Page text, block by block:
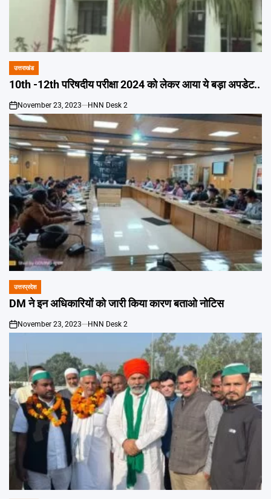
POSTED
IN
उत्तराखंड
10th -12th परिषदीय परीक्षा 2024 को लेकर आया ये बड़ा अपडेट..
on
November 23, 2023 HNN Desk 2
POSTED
IN
उत्तरप्रदेश
DM ने इन अधिकारियों को जारी किया कारण बताओ नोटिस
on
November 23, 2023 HNN Desk 2